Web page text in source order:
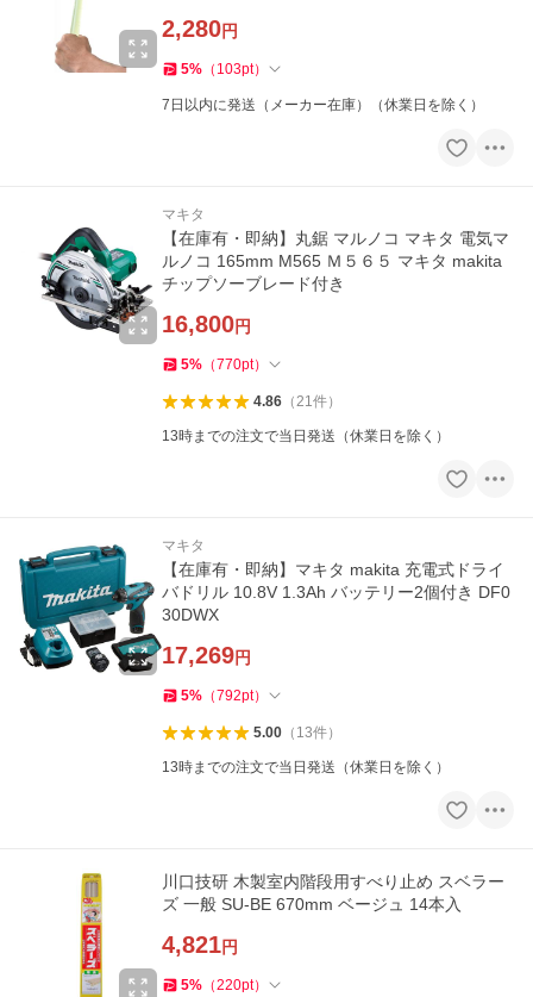
2,280円
5% （ 103pt）
7日以内に発送（メーカー在庫）（休業日を除く）
マキタ
【在庫有・即納】丸鋸 マルノコ マキタ 電気マ
ルノコ 165mm M565 Ｍ５６５ マキタ makita
チップソーブレード付き
16,800円
5% （770pt）
4.86（21件）
13時までの注文で当日発送（休業日を除く）
マキタ
【在庫有・即納】マキタ makita 充電式ドライ
バドリル 10.8V 1.3Ah バッテリー2個付き DF0
30DWX
17,269円
5% （792pt）
5.00（ 13件）
13時までの注文で当日発送（休業日を除く）
川口技研 木製室内階段用すべり止め スベラー
ズ 一般 SU-BE 670mm ベージュ 14本入
4,821円
5% （220pt）